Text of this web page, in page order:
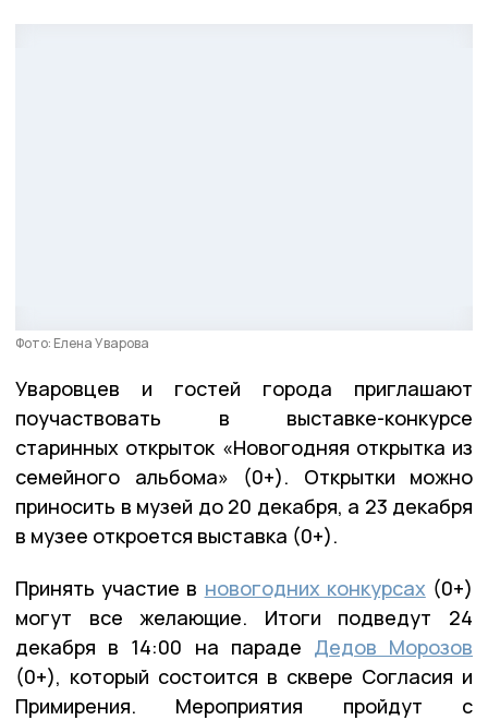
Фото: Елена Уварова
Уваровцев и гостей города приглашают
поучаствовать в выставке-конкурсе
старинных открыток «Новогодняя открытка из
семейного альбома» (0+). Открытки можно
приносить в музей до 20 декабря, а 23 декабря
в музее откроется выставка (0+).
Принять участие в новогодних конкурсах (0+)
могут все желающие. Итоги подведут 24
декабря в 14:00 на параде Дедов Морозов
(0+), который состоится в сквере Согласия и
Примирения. Мероприятия пройдут с